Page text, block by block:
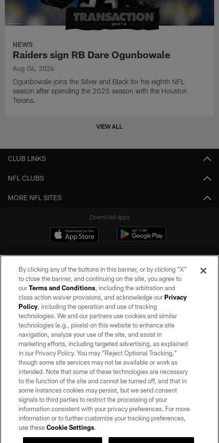
NEWS
Raiders sign RB Dare Ogunbowale
Aug 06, 2026
Ogunbowale joins the Silver and Black for his eighth NFL
season after spending the 2025 season with the Houston
Texans.
VIEW ALL
CLUB LINKS
NFL CLUBS
MORE NFL SITES
Download apps
©2026 by the Las Vegas Raiders. All rights reserved. No portion of this site
may be reproduced without the express written permission of the Las Vegas
Raiders.
PRIVACY POLICY
TERMS OF SERVICE
ACCESSIBILITY
AD CHOICES
YOUR PRIVACY CHOICES
COOKIE SETTINGS
By clicking any of the buttons in this banner, or by clicking "X"
to close the banner, and continuing on the site, you agree to
ourTerms and Conditions, including the arbitration and
class action waiver provisions, and acknowledge ourPrivacy
Policy, including the operation and use of tracking
technologies. We and our partners use cookies and similar
technologies (e.g., pixels) on this website to enhance site
navigation, analyze your use of the site, and assist in
marketing efforts, including targeted advertising, as explained
in our Privacy Policy. You may “Reject Optional Tracking,”
though some site services may not be available or work as
intended. Note that some of these technologies are necessary
to the function of the site and cannot be turned off, and that in
some instances cookies may persist, but we send consent
signals to third parties to restrict the processing of your
information consistent with your privacy preferences. For more
information or to further customize your tracking preferences,
use theseCookie Settings.